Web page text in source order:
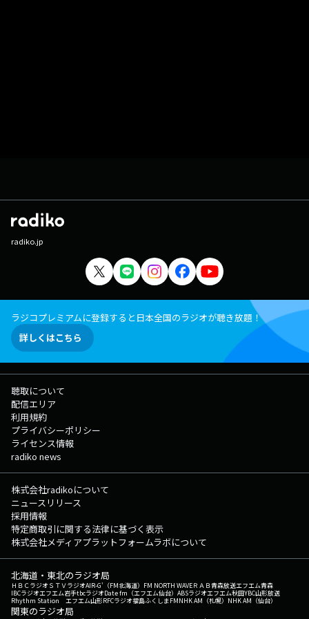
radiko.jp
ラジコプレミアムに登録すると日本全国のラジオが聴き放題！
詳しくはこちら
聴取について
配信エリア
利用規約
プライバシーポリシー
ライセンス情報
radiko news
株式会社radikoについて
ニュースリリース
採用情報
特定商取引に関する法律に基づく表示
株式会社メディアプラットフォームラボについて
北海道・東北のラジオ局
ＨＢＣラジオＳＴＶラジオAIR-G'（FM北海道） FM NORTH WAVEＲＡＢ青森放送エフエム青森
IBCラジオエフエム岩手tbcラジオDate fm（エフエム仙台） ABSラジオエフエム秋田YBC山形放送
Rhythm Station エフエム山形RFCラジオ福島ふくしまFMNHK AM（札幌） NHK AM（仙台）
関東のラジオ局